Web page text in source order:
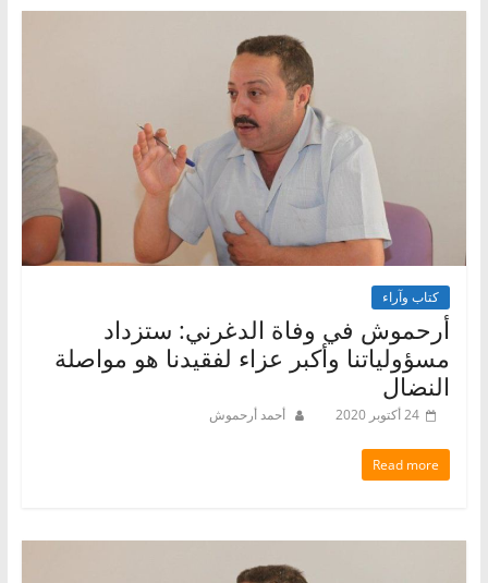
كتاب وآراء
أرحموش في وفاة الدغرني: ستزداد
مسؤولياتنا وأكبر عزاء لفقيدنا هو مواصلة
النضال
24 أكتوبر 2020 أحمد أرحموش
Read more